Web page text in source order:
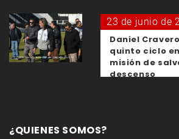
23 de junio de
Daniel
quinto ciclo
misión de
descenso
¿QUIENES SOMOS?